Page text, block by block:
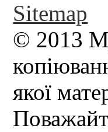
Sitemap
© 2013
якої